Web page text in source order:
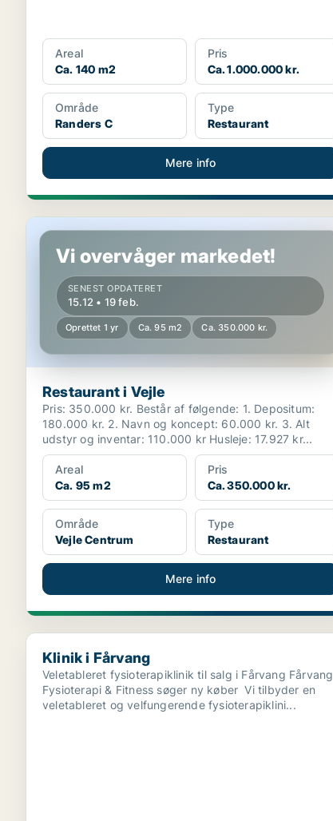
Areal
Ca. 140 m2
Pris
Ca. 1.000.000 kr.
Område
Randers C
Type
Restaurant
Mere info
Restaurant i Vejle
Vi overvåger markedet!
SENEST OPDATERET
15.12 • 19 feb.
Oprettet 1 yr Ca. 95 m2 Ca. 350.000 kr.
Restaurant i Vejle
Pris: 350.000 kr. Består af følgende: 1. Depositum:
180.000 kr. 2. Navn og koncept: 60.000 kr. 3. Alt
udstyr og inventar: 110.000 kr Husleje: 17.927 kr...
Areal
Ca. 95 m2
Pris
Ca. 350.000 kr.
Område
Vejle Centrum
Type
Restaurant
Mere info
Klinik i Fårvang
Klinik i Fårvang
Veletableret fysioterapiklinik til salg i Fårvang Fårvang
Fysioterapi & Fitness søger ny køber Vi tilbyder en
veletableret og velfungerende fysioterapiklini...